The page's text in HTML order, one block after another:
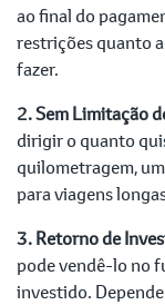
ao final do
restrições quanto
fazer.
2. Sem Limitação
dirigir o quanto
quilometragem,
para viagens
3. Retorno de
pode vendê-lo no
investido.